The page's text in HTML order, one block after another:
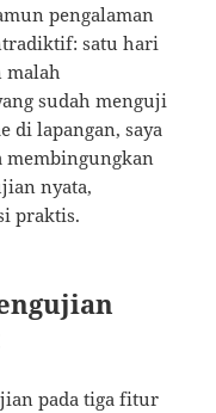
pengalaman
satu hari
malah
sudah menguji
di lapangan, saya
membingungkan
nyata,
praktis.
pada tiga fitur